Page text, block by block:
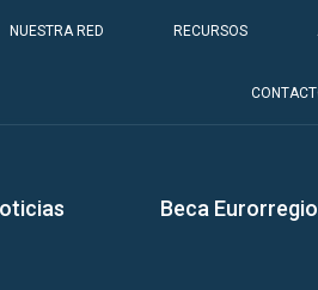
NUESTRA RED RECURSOS
Beca